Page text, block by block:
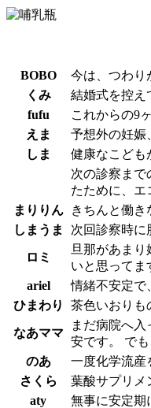
BOBO
今は、つわり
くみ
結婚式を控え
fufu
これからの9
えま
予想外の妊娠
しま
健康なこども
次の診察まで
たために、
まりりん
きちんと働
しまうま
次回診察時に
ロミ
旦那があま
いと思ってま
ariel
情緒不安定で
ひまわり
茶色いおりも
なあママ
まだ病院へ
安です。 で
のあ
一度化学流産
さくら
葉酸サプリメ
aty
無事に安定期